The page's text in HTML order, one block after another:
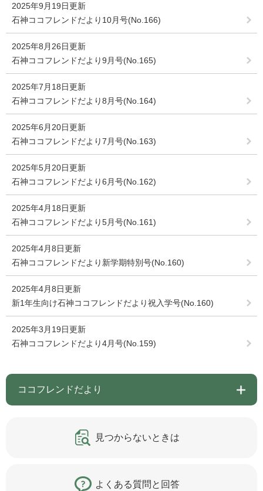
2025年9月19日更新
石神ココフレンドだより10月号(No.166)
2025年8月26日更新
石神ココフレンドだより9月号(No.165)
2025年7月18日更新
石神ココフレンドだより8月号(No.164)
2025年6月20日更新
石神ココフレンドだより7月号(No.163)
2025年5月20日更新
石神ココフレンドだより6月号(No.162)
2025年4月18日更新
石神ココフレンドだより5月号(No.161)
2025年4月8日更新
石神ココフレンドだより新学期特別号(No.160)
2025年4月8日更新
新1年生向け石神ココフレンドだより祝入学号(No.160)
2025年3月19日更新
石神ココフレンドだより4月号(No.159)
ココフレンドだより
見つからないときは
よくある質問と回答